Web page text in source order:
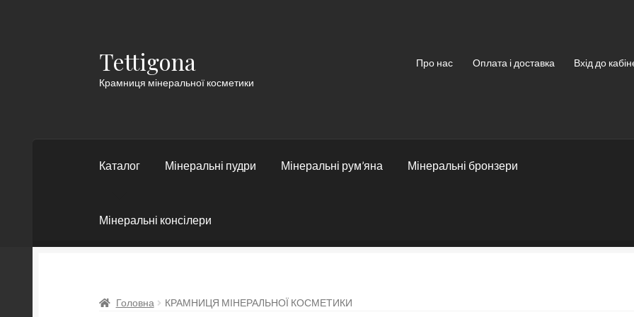
Перейти
до
навігації
Перейти
до
контенту
Tettigona
Крамниця мінеральної косметики
Про нас Оплата і доставка Вхід до
Каталог Мінеральні пудри Мінеральні рум’яна Мінеральні бронзери
Мінеральні консілери
Головна КРАМНИЦЯ МІНЕРАЛЬНОЇ КОСМЕТИКИ